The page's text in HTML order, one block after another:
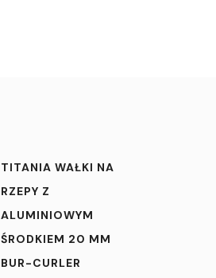
TITANIA WAŁKI NA
RZEPY Z
ALUMINIOWYM
ŚRODKIEM 20 MM
BUR-CURLER